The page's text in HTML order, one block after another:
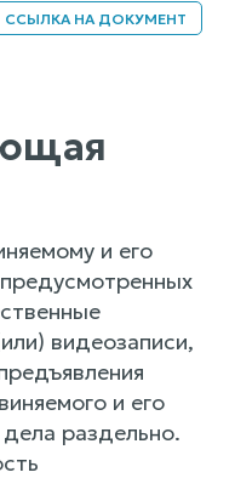
ССЫЛКА НА ДОКУМЕНТ
и его
видеозаписи,
и его
раздельно.